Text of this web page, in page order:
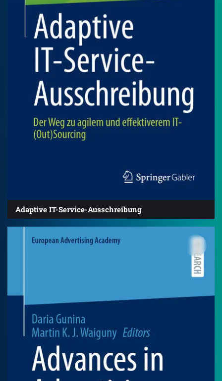
Adaptive IT-Service-Ausschreibung